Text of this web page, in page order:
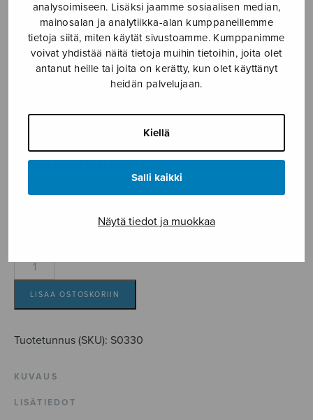
analysoimiseen. Lisäksi jaamme sosiaalisen median,
mainosalan ja analytiikka-alan kumppaneillemme
tietoja siitä, miten käytät sivustoamme. Kumppanimme
voivat yhdistää näitä tietoja muihin tietoihin, joita olet
antanut heille tai joita on kerätty, kun olet käyttänyt
heidän palvelujaan.
Kiellä
Salli kaikki
Näytä tiedot ja muokkaa
Three Poems by
Walt Whitman
Three
Poems
Walt
LISÄÄ OSTOSKORIIN
Tuotetunnus (SKU): S0330
KUVAUS
LISÄTIEDOT